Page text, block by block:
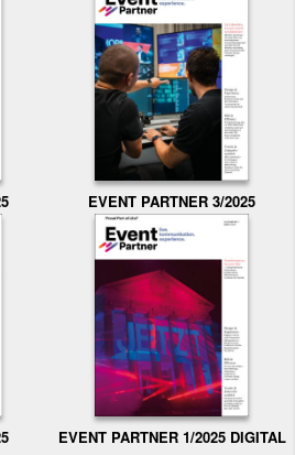
EVENT PARTNER 3/2025
EVENT PARTNER 1/2025 DIGITAL